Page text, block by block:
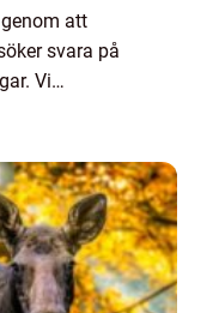
att
svara på
Vi